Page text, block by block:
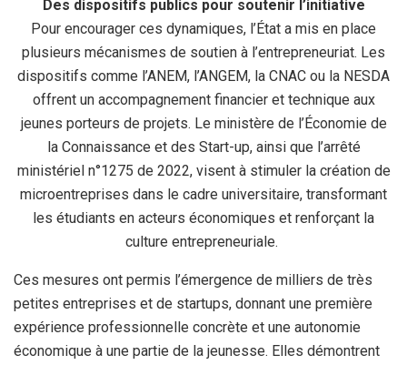
Des dispositifs publics pour soutenir l’initiative
Pour encourager ces dynamiques, l’État a mis en place
plusieurs mécanismes de soutien à l’entrepreneuriat. Les
dispositifs comme l’ANEM, l’ANGEM, la CNAC ou la NESDA
offrent un accompagnement financier et technique aux
jeunes porteurs de projets. Le ministère de l’Économie de
la Connaissance et des Start-up, ainsi que l’arrêté
ministériel n°1275 de 2022, visent à stimuler la création de
microentreprises dans le cadre universitaire, transformant
les étudiants en acteurs économiques et renforçant la
culture entrepreneuriale.
Ces mesures ont permis l’émergence de milliers de très
petites entreprises et de startups, donnant une première
expérience professionnelle concrète et une autonomie
économique à une partie de la jeunesse. Elles démontrent